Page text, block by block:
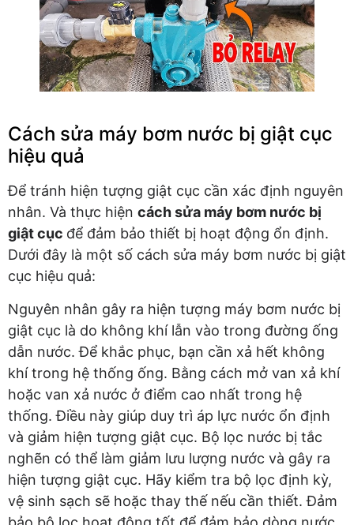
Cách sửa máy bơm nước bị giật cục
hiệu quả
Để tránh hiện tượng giật cục cần xác định nguyên
nhân. Và thực hiện cách sửa máy bơm nước bị
giật cục để đảm bảo thiết bị hoạt động ổn định.
Dưới đây là một số cách sửa máy bơm nước bị giật
cục hiệu quả:
Nguyên nhân gây ra hiện tượng máy bơm nước bị
giật cục là do không khí lẫn vào trong đường ống
dẫn nước. Để khắc phục, bạn cần xả hết không
khí trong hệ thống ống. Bằng cách mở van xả khí
hoặc van xả nước ở điểm cao nhất trong hệ
thống. Điều này giúp duy trì áp lực nước ổn định
và giảm hiện tượng giật cục. Bộ lọc nước bị tắc
nghẽn có thể làm giảm lưu lượng nước và gây ra
hiện tượng giật cục. Hãy kiểm tra bộ lọc định kỳ,
vệ sinh sạch sẽ hoặc thay thế nếu cần thiết. Đảm